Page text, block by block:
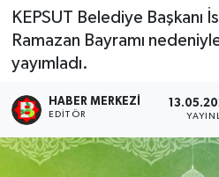
KEPSUT Belediye Başkanı
Ramazan Bayramı
yayımladı.
HABER MERKEZI
EDITÖR